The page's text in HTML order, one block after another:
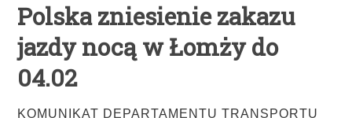
Polska zniesienie zakazu
jazdy nocą w Łomży do
04.02
KOMUNIKAT DEPARTAMENTU TRANSPORTU